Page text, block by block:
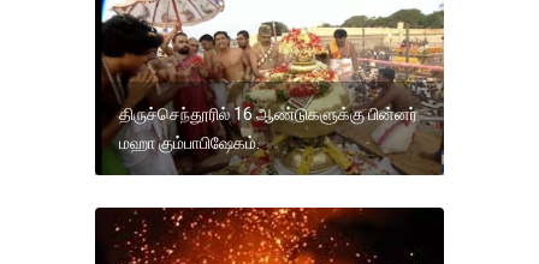
திருச்செந்தூரில் 16 ஆண்டுகளுக்கு பின்னர்
மஹா கும்பாபிஷேகம்.